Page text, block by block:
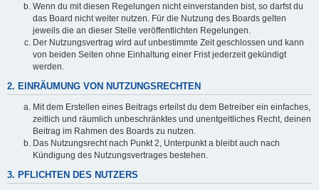
Wenn du mit diesen Regelungen nicht einverstanden bist, so darfst du
das Board nicht weiter nutzen. Für die Nutzung des Boards gelten
jeweils die an dieser Stelle veröffentlichten Regelungen.
Der Nutzungsvertrag wird auf unbestimmte Zeit geschlossen und kann
von beiden Seiten ohne Einhaltung einer Frist jederzeit gekündigt
werden.
2. EINRÄUMUNG VON NUTZUNGSRECHTEN
Mit dem Erstellen eines Beitrags erteilst du dem Betreiber ein einfaches,
zeitlich und räumlich unbeschränktes und unentgeltliches Recht, deinen
Beitrag im Rahmen des Boards zu nutzen.
Das Nutzungsrecht nach Punkt 2, Unterpunkt a bleibt auch nach
Kündigung des Nutzungsvertrages bestehen.
3. PFLICHTEN DES NUTZERS